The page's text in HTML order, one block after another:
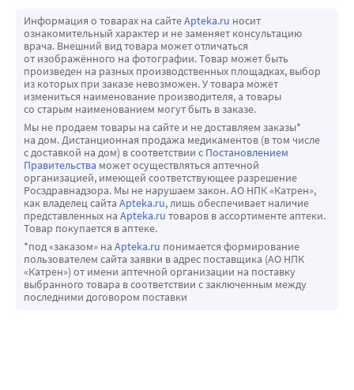
Информация о товарах на сайтеApteka.ru носит
ознакомительный характер и не заменяет консультацию
врача. Внешний вид товара может отличаться
от изображённого на фотографии. Товар может быть
произведен на разных производственных площадках, выбор
из которых при заказе невозможен. У товара может
измениться наименование производителя, а товары
со старым наименованием могут быть в заказе.
Мы не продаем товары на сайте и не доставляем заказы*
на дом. Дистанционная продажа медикаментов (в том числе
с доставкой на дом) в соответствии с Постановлением
Правительства может осуществляться аптечной
организацией, имеющей соответствующее разрешение
Росздравнадзора. Мы не нарушаем закон. АО НПК «Катрен»,
как владелец сайта Apteka.ru, лишь обеспечивает наличие
представленных на Apteka.ru товаров в ассортименте аптеки.
Товар покупается в аптеке.
*под «заказом» на Apteka.ru понимается формирование
пользователем сайта заявки в адрес поставщика (АО НПК
«Катрен») от имени аптечной организации на поставку
выбранного товара в соответствии с заключенным между
последними договором поставки